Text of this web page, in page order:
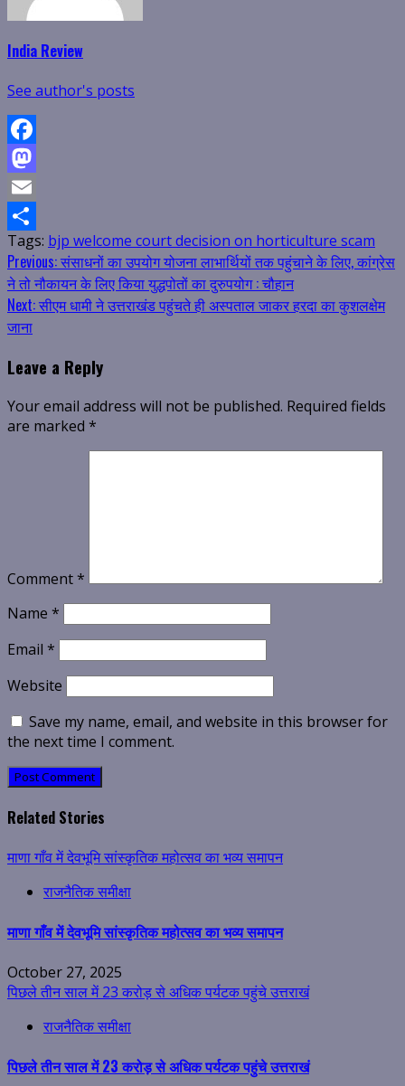
India Review
See author's posts
Facebook
Mastodon
Email
Share
Tags: bjp welcome court decision on horticulture scam
Continue
Reading
Previous:संसाधनों का उपयोग योजना लाभार्थियों तक पहुंचाने के लिए, कांग्रेस
ने तो नौकायन के लिए किया युद्धपोतों का दुरुपयोग : चौहान
Next:सीएम धामी ने उत्तराखंड पहुंचते ही अस्पताल जाकर हरदा का कुशलक्षेम
जाना
Leave a Reply
Your email address will not be published. Required fields
are marked *
Comment*
Name *
Email *
Website
Save my name, email, and website in this browser for
the next time I comment.
Related Stories
माणा गाँव में देवभूमि सांस्कृतिक महोत्सव का भव्य समापन
राजनैतिक समीक्षा
माणा गाँव में देवभूमि सांस्कृतिक महोत्सव का भव्य समापन
October 27, 2025
पिछले तीन साल में 23 करोड़ से अधिक पर्यटक पहुंचे उत्तराखं
राजनैतिक समीक्षा
पिछले तीन साल में 23 करोड़ से अधिक पर्यटक पहुंचे उत्तराखं